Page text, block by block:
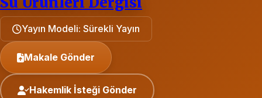
Yayın Modeli: Sürekli Yayın
Makale Gönder
Hakemlik İsteği Gönder